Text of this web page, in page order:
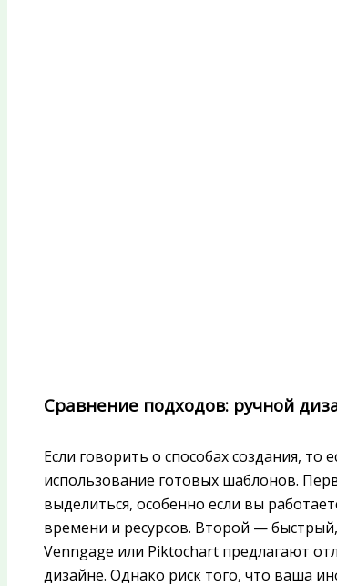
Сравнение подходов: ручной
Если говорить о способах создания, то
использование готовых шаблонов.
выделиться, особенно если вы
времени и ресурсов. Второй —
Venngage или Piktochart предлагают
дизайне. Однако риск того, что ваша